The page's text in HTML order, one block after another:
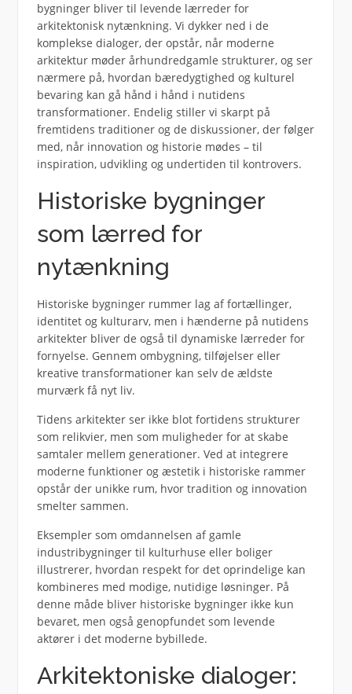
bygninger bliver til levende lærreder for
arkitektonisk nytænkning. Vi dykker ned i de
komplekse dialoger, der opstår, når moderne
arkitektur møder århundredgamle strukturer, og ser
nærmere på, hvordan bæredygtighed og kulturel
bevaring kan gå hånd i hånd i nutidens
transformationer. Endelig stiller vi skarpt på
fremtidens traditioner og de diskussioner, der følger
med, når innovation og historie mødes – til
inspiration, udvikling og undertiden til kontrovers.
Historiske bygninger
som lærred for
nytænkning
Historiske bygninger rummer lag af fortællinger,
identitet og kulturarv, men i hænderne på nutidens
arkitekter bliver de også til dynamiske lærreder for
fornyelse. Gennem ombygning, tilføjelser eller
kreative transformationer kan selv de ældste
murværk få nyt liv.
Tidens arkitekter ser ikke blot fortidens strukturer
som relikvier, men som muligheder for at skabe
samtaler mellem generationer. Ved at integrere
moderne funktioner og æstetik i historiske rammer
opstår der unikke rum, hvor tradition og innovation
smelter sammen.
Eksempler som omdannelsen af gamle
industribygninger til kulturhuse eller boliger
illustrerer, hvordan respekt for det oprindelige kan
kombineres med modige, nutidige løsninger. På
denne måde bliver historiske bygninger ikke kun
bevaret, men også genopfundet som levende
aktører i det moderne bybillede.
Arkitektoniske dialoger: